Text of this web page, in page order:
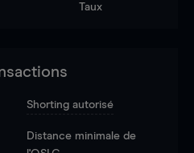
Taux
Shorting autorisé
Distance minimale de